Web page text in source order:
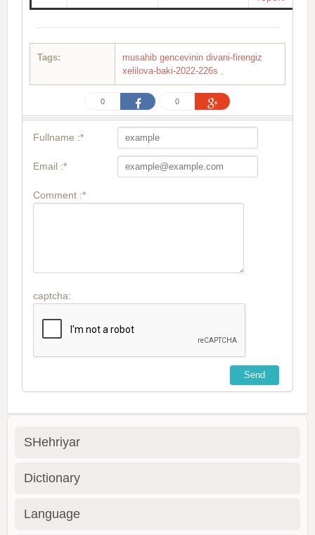
Tags:
musahib gencevinin divani-firengiz
xelilova-baki-2022-226s
0 0
Fullname :*
Email :*
Comment :*
captcha:
SHehriyar
Dictionary
Language